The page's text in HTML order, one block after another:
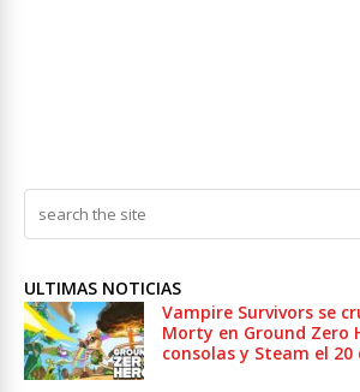
ULTIMAS NOTICIAS
Vampire Survivors se
Morty en Ground Zero
consolas y Steam el